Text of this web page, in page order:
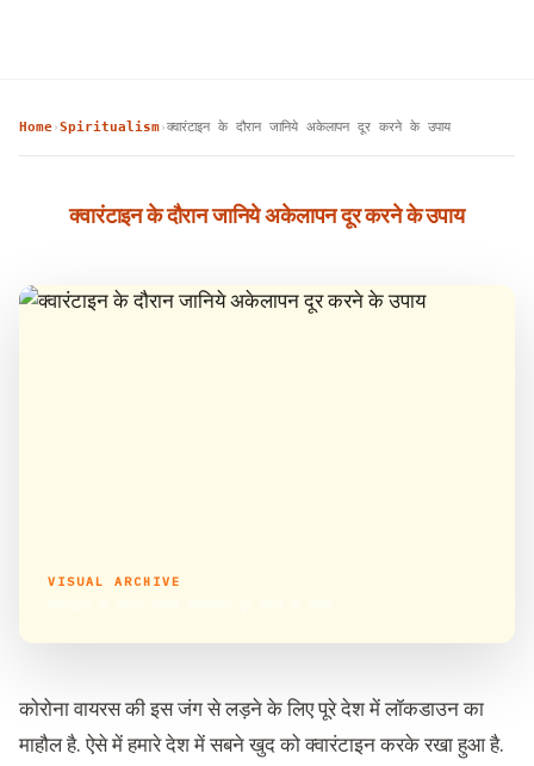
Home›Spiritualism›क्वारंटाइन के दौरान जानिये अकेलापन दूर करने के उपाय
क्वारंटाइन के दौरान जानिये अकेलापन दूर करने के उपाय
VISUAL ARCHIVE
कोरोना वायरस की इस जंग से लड़ने के लिए पूरे देश में लॉकडाउन का
माहौल है. ऐसे में हमारे देश में सबने खुद को क्वारंटाइन करके रखा हुआ है.